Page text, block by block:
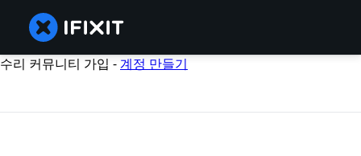
수리 커뮤니티 가입 -계정 만들기